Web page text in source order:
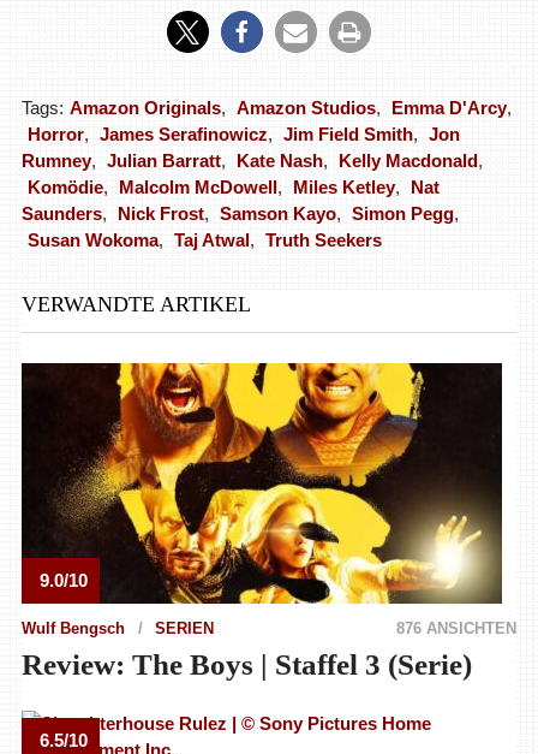
Tags: Amazon Originals, Amazon Studios, Emma D'Arcy,
Horror, James Serafinowicz, Jim Field Smith, Jon
Rumney, Julian Barratt, Kate Nash, Kelly Macdonald,
Komödie, Malcolm McDowell, Miles Ketley,
Nat
Saunders, Nick Frost, Samson Kayo, Simon Pegg,
Susan Wokoma, Taj Atwal, Truth Seekers
VERWANDTE ARTIKEL
9.0/10
Wulf Bengsch SERIEN 876 ANSICHTEN
Review: The Boys | Staffel 3 (Serie)
6.5/10